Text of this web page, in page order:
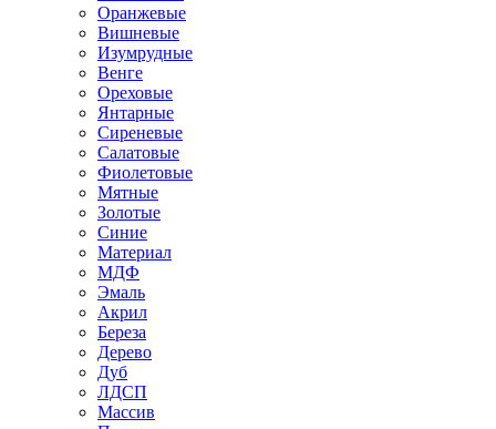
Оранжевые
Вишневые
Изумрудные
Венге
Ореховые
Янтарные
Сиреневые
Салатовые
Фиолетовые
Мятные
Золотые
Синие
Материал
МДФ
Эмаль
Акрил
Береза
Дерево
Дуб
ЛДСП
Массив